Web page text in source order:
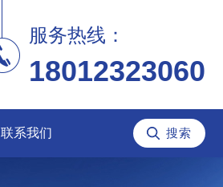
服务热线：
18012323060
联系我们